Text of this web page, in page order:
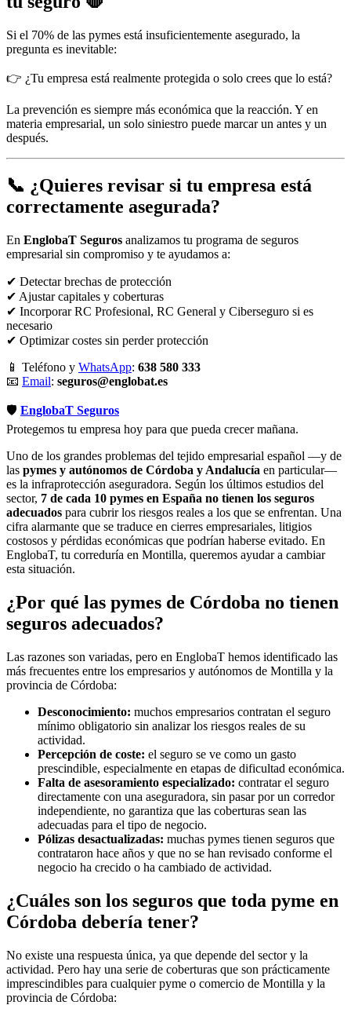
Si el 70% de las pymes está insuficientemente asegurado, la
pregunta es inevitable:
👉 ¿Tu empresa está realmente protegida o solo crees que lo está?
La prevención es siempre más económica que la reacción. Y en
materia empresarial, un solo siniestro puede marcar un antes y un
después.
📞 ¿Quieres revisar si tu empresa está
correctamente asegurada?
En EnglobaT Seguros analizamos tu programa de seguros
empresarial sin compromiso y te ayudamos a:
✔ Detectar brechas de protección
✔ Ajustar capitales y coberturas
✔ Incorporar RC Profesional, RC General y Ciberseguro si es
necesario
✔ Optimizar costes sin perder protección
📱 Teléfono y WhatsApp: 638 580 333
📧 Email: seguros@englobat.es
🛡️ EnglobaT Seguros
Protegemos tu empresa hoy para que pueda crecer mañana.
Uno de los grandes problemas del tejido empresarial español —y de
las pymes y autónomos de Córdoba y Andalucía en particular—
es la infraprotección aseguradora. Según los últimos estudios del
sector, 7 de cada 10 pymes en España no tienen los seguros
adecuados para cubrir los riesgos reales a los que se enfrentan. Una
cifra alarmante que se traduce en cierres empresariales, litigios
costosos y pérdidas económicas que podrían haberse evitado. En
EnglobaT, tu correduría en Montilla, queremos ayudar a cambiar
esta situación.
¿Por qué las pymes de Córdoba no tienen
seguros adecuados?
Las razones son variadas, pero en EnglobaT hemos identificado las
más frecuentes entre los empresarios y autónomos de Montilla y la
provincia de Córdoba:
Desconocimiento: muchos empresarios contratan el seguro
mínimo obligatorio sin analizar los riesgos reales de su
actividad.
Percepción de coste: el seguro se ve como un gasto
prescindible, especialmente en etapas de dificultad económica.
Falta de asesoramiento especializado: contratar el seguro
directamente con una aseguradora, sin pasar por un corredor
independiente, no garantiza que las coberturas sean las
adecuadas para el tipo de negocio.
Pólizas desactualizadas: muchas pymes tienen seguros que
contrataron hace años y que no se han revisado conforme el
negocio ha crecido o ha cambiado de actividad.
¿Cuáles son los seguros que toda pyme en
Córdoba debería tener?
No existe una respuesta única, ya que depende del sector y la
actividad. Pero hay una serie de coberturas que son prácticamente
imprescindibles para cualquier pyme o comercio de Montilla y la
provincia de Córdoba: